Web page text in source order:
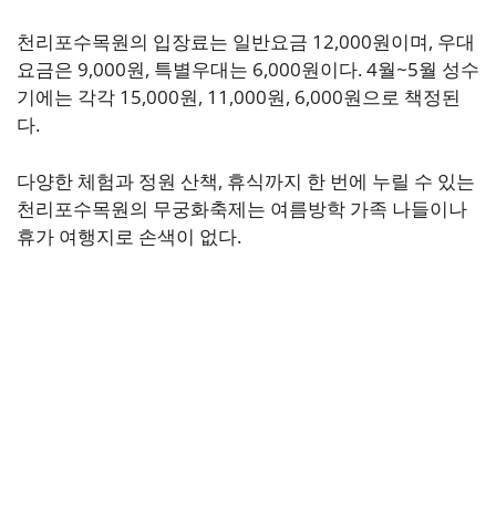
천리포수목원의 입장료는 일반요금 12,000원이며, 우대
요금은 9,000원, 특별우대는 6,000원이다. 4월~5월 성수
기에는 각각 15,000원, 11,000원, 6,000원으로 책정된
다.
다양한 체험과 정원 산책, 휴식까지 한 번에 누릴 수 있는
천리포수목원의 무궁화축제는 여름방학 가족 나들이나
휴가 여행지로 손색이 없다.